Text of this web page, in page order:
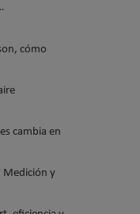
cómo
cambia en
Medición y